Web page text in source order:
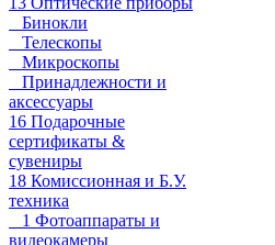
Бинокли
Телескопы
Микроскопы
Принадлежности и
аксессуары
16 Подарочные
сертификаты &
сувениры
18 Комиссионная и Б.У.
техника
1 Фотоаппараты и
видеокамеры